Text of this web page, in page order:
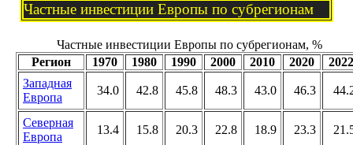
Частные инвестиции Европы по субрегионам
Частные инвестиции Европы по субрегионам, %
Регион
1970 1980 1990 2000 2010 2020
2022
Западная
Европа
34.0 42.8 45.8 48.3 43.0 46.3
Северная
Европа
13.4 15.8 20.3 22.8 18.9 23.3